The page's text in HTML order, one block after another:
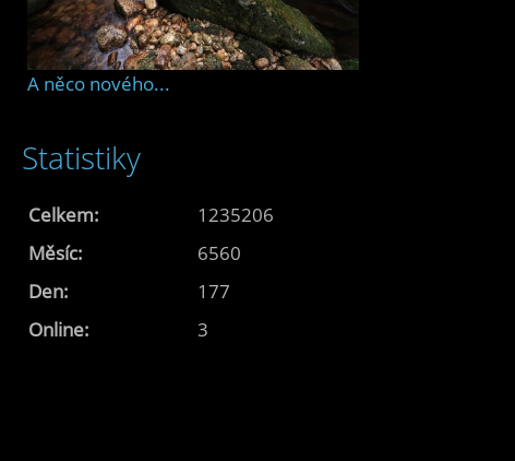
A něco nového...
Statistiky
Online: 3
Celkem:
1235206
Měsíc:
6560
Den:
177